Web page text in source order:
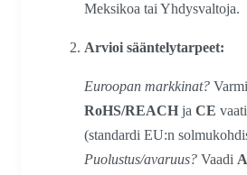
Meksikoa tai Yhdysvaltoja.
Arvioi sääntelytarpeet:
Euroopan markkinat?
RoHS/REACH ja CE
(standardi EU:n
Puolustus/avaruus? Vaadi